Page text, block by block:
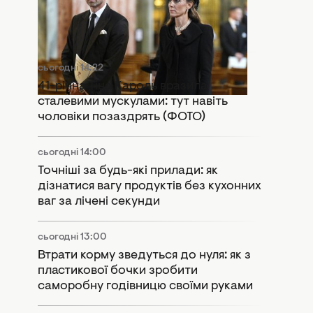
принц Вільям потрапили в гучний
скандал
сьогодні 14:22
41-річна Тіна Кароль вразила
сталевими мускулами: тут навіть
чоловіки позаздрять (ФОТО)
сьогодні 14:00
Точніші за будь-які прилади: як
дізнатися вагу продуктів без кухонних
ваг за лічені секунди
сьогодні 13:00
Втрати корму зведуться до нуля: як з
пластикової бочки зробити
саморобну годівницю своїми руками